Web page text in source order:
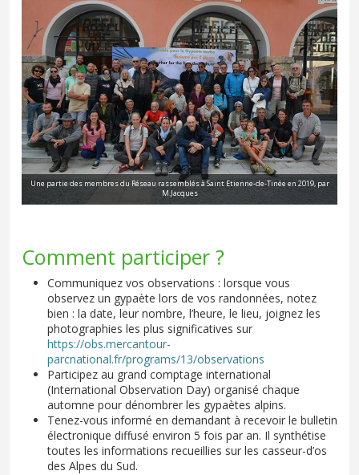
Une partie des membres du Réseau rassemblés à Saint Etienne-de-Tinée en 2019, par
M.Jacques
Comment participer ?
Communiquez vos observations : lorsque vous
observez un gypaète lors de vos randonnées, notez
bien : la date, leur nombre, l’heure, le lieu, joignez les
photographies les plus significatives sur
https://obs.mercantour-
parcnational.fr/programs/13/observations
Participez au grand comptage international
(International Observation Day) organisé chaque
automne pour dénombrer les gypaètes alpins.
Tenez-vous informé en demandant à recevoir le bulletin
électronique diffusé environ 5 fois par an. Il synthétise
toutes les informations recueillies sur les casseur-d’os
des Alpes du Sud.